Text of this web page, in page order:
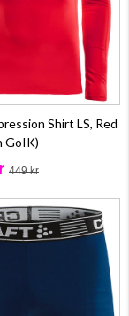
Shirt LS, Red
GoIK)
449 kr